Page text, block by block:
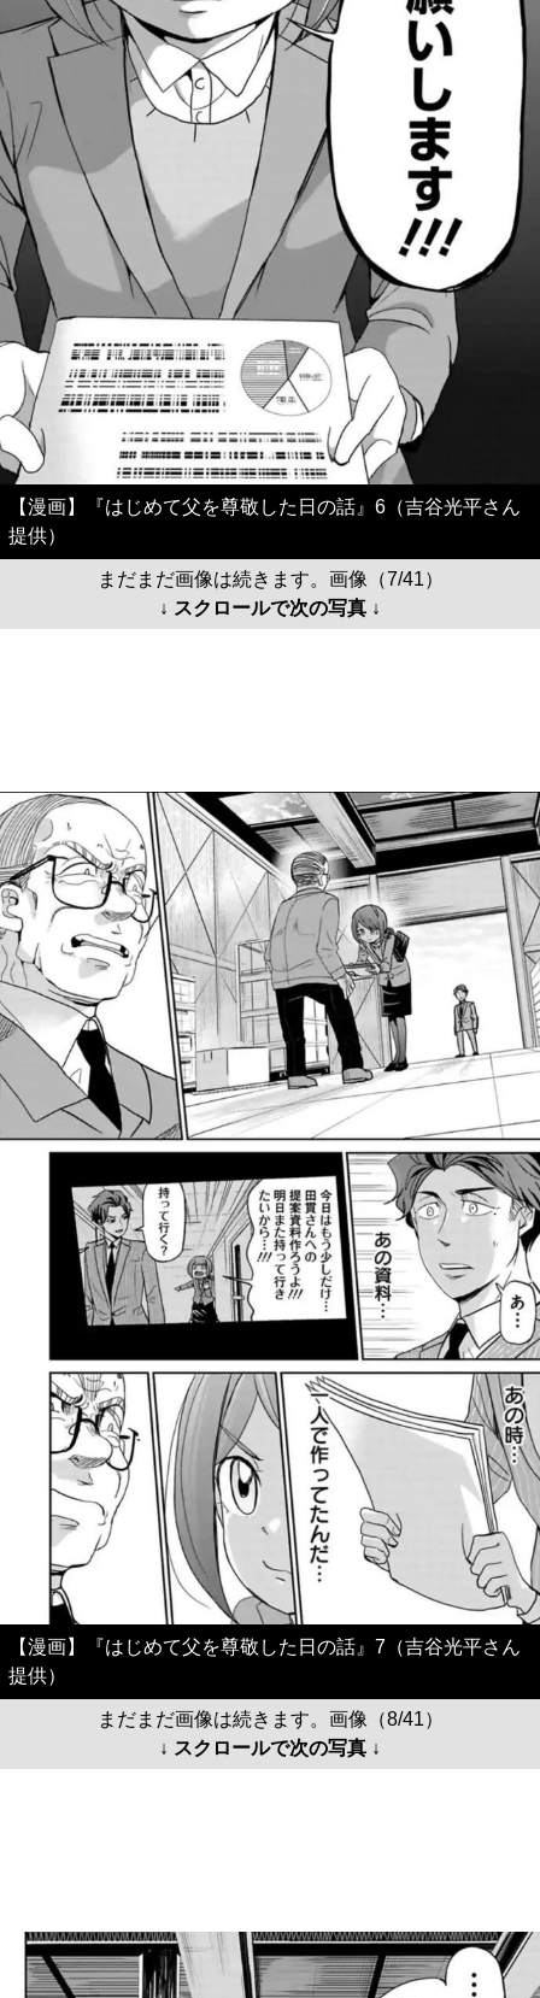
【漫画】『はじめて父を尊敬した日の話』6（吉谷光平さん
提供）
まだまだ画像は続きます。画像（7/41）
↓ スクロールで次の写真 ↓
【漫画】『はじめて父を尊敬した日の話』7（吉谷光平さん
提供）
まだまだ画像は続きます。画像（8/41）
↓ スクロールで次の写真 ↓